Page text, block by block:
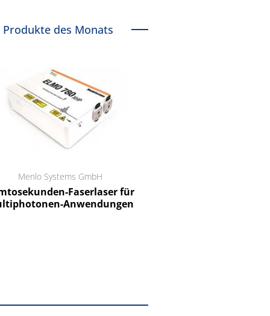
Produkte des Monats
Menlo Systems GmbH
Faserlaser für
Anwendungen